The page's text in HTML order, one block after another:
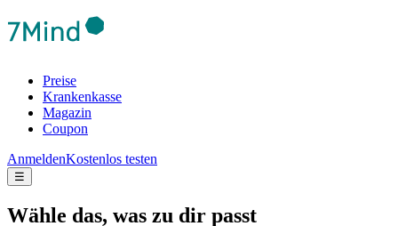
Preise
Krankenkasse
Magazin
Coupon
AnmeldenKostenlos testen
☰
Wähle das, was zu dir passt